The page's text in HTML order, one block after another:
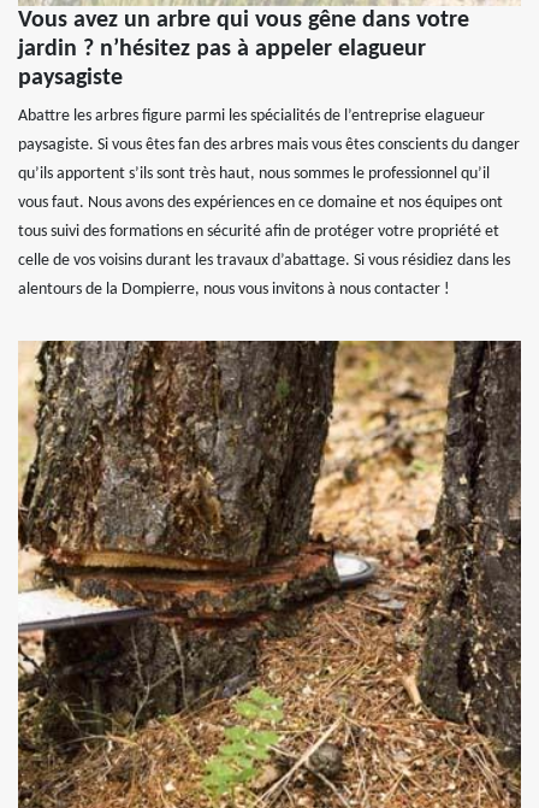
Vous avez un arbre qui vous gêne dans votre
jardin ? n’hésitez pas à appeler elagueur
paysagiste
Abattre les arbres figure parmi les spécialités de l’entreprise elagueur
paysagiste. Si vous êtes fan des arbres mais vous êtes conscients du danger
qu’ils apportent s’ils sont très haut, nous sommes le professionnel qu’il
vous faut. Nous avons des expériences en ce domaine et nos équipes ont
tous suivi des formations en sécurité afin de protéger votre propriété et
celle de vos voisins durant les travaux d’abattage. Si vous résidiez dans les
alentours de la Dompierre, nous vous invitons à nous contacter !